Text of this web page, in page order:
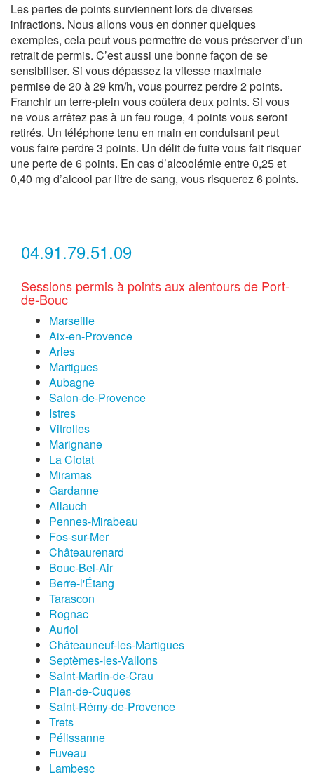
Les pertes de points surviennent lors de diverses
infractions. Nous allons vous en donner quelques
exemples, cela peut vous permettre de vous préserver d’un
retrait de permis. C’est aussi une bonne façon de se
sensibiliser. Si vous dépassez la vitesse maximale
permise de 20 à 29 km/h, vous pourrez perdre 2 points.
Franchir un terre-plein vous coûtera deux points. Si vous
ne vous arrêtez pas à un feu rouge, 4 points vous seront
retirés. Un téléphone tenu en main en conduisant peut
vous faire perdre 3 points. Un délit de fuite vous fait risquer
une perte de 6 points. En cas d’alcoolémie entre 0,25 et
0,40 mg d’alcool par litre de sang, vous risquerez 6 points.
04.91.79.51.09
Sessions permis à points aux alentours de Port-
de-Bouc
Marseille
Aix-en-Provence
Arles
Martigues
Aubagne
Salon-de-Provence
Istres
Vitrolles
Marignane
La Ciotat
Miramas
Gardanne
Allauch
Pennes-Mirabeau
Fos-sur-Mer
Châteaurenard
Bouc-Bel-Air
Berre-l'Étang
Tarascon
Rognac
Auriol
Châteauneuf-les-Martigues
Septèmes-les-Vallons
Saint-Martin-de-Crau
Plan-de-Cuques
Saint-Rémy-de-Provence
Trets
Pélissanne
Fuveau
Lambesc